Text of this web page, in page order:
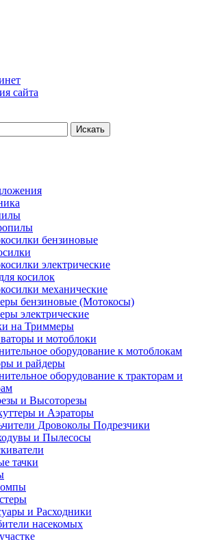
сайта
бензиновые
электрические
косилок
механические
бензиновые (Мотокосы)
электрические
на Триммеры
и мотоблоки
оборудование к мотоблокам
и райдеры
оборудование к тракторам и
и Высоторезы
и Аэраторы
Дровоколы Подрезчики
и Пылесосы
тачки
и Расходники
насекомых